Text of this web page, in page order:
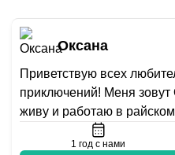
Оксана
Приветствую всех
приключений! Меня зовут
живу и работаю в
1 год с нами